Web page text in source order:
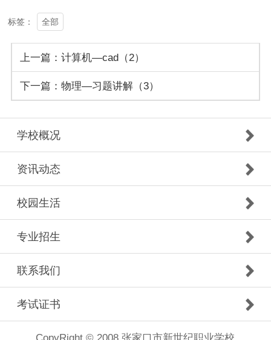
标签： 全部
上一篇：计算机—cad（2）
下一篇：物理—习题讲解（3）
学校概况
资讯动态
校园生活
专业招生
联系我们
考试证书